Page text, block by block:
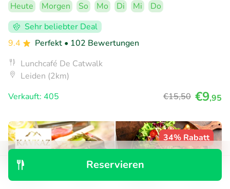
Reservieren
Heute Morgen So Mo Di Mi
Do
Sehr beliebter Deal
9.4
Perfekt • 102 Bewertungen
Lunchcafé De Catwalk
Leiden (2km)
Verkauft: 405
€15,50 €9,95
34% Rabatt